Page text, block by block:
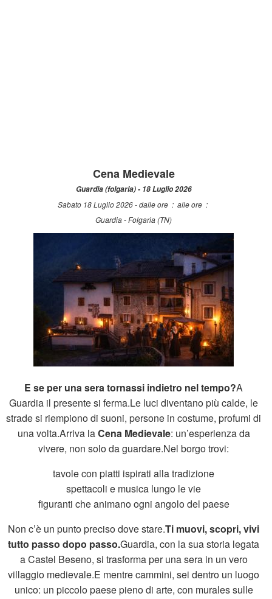
Cena Medievale
Guardia (folgaria) - 18 Luglio 2026
Sabato 18 Luglio 2026 - dalle ore : alle ore :
Guardia - Folgaria (TN)
E se per una sera tornassi indietro nel tempo?A
Guardia il presente si ferma.Le luci diventano più calde, le
strade si riempiono di suoni, persone in costume, profumi di
una volta.Arriva laCena Medievale: un’esperienza da
vivere, non solo da guardare.Nel borgo trovi:
tavole con piatti ispirati alla tradizione
spettacoli e musica lungo le vie
figuranti che animano ogni angolo del paese
Non c’è un punto preciso dove stare.Ti muovi, scopri, vivi
tutto passo dopo passo.Guardia, con la sua storia legata
a Castel Beseno, si trasforma per una sera in un vero
villaggio medievale.E mentre cammini, sei dentro un luogo
unico: un piccolo paese pieno di arte, con murales sulle